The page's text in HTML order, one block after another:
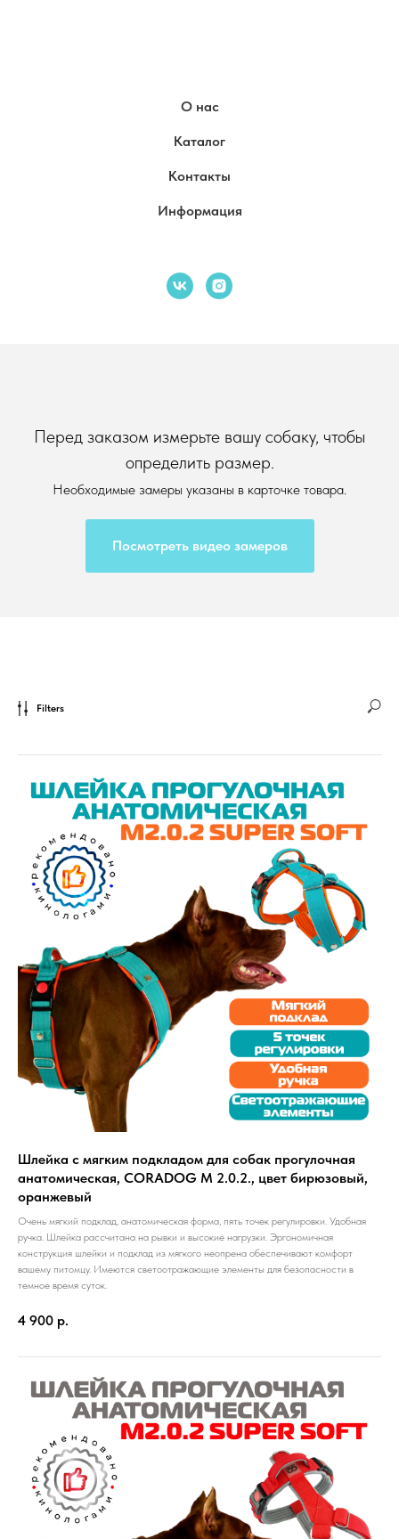
О нас
Каталог
Контакты
Информация
Перед заказом измерьте вашу собаку, чтобы
определить размер.
Необходимые замеры указаны в карточке товара.
Посмотреть видео замеров
Filters
Шлейка с мягким подкладом для собак прогулочная
анатомическая, CORADOG M 2.0.2., цвет бирюзовый,
оранжевый
Очень мягкий подклад, анатомическая форма, пять точек регулировки. Удобная
ручка. Шлейка рассчитана на рывки и высокие нагрузки. Эргономичная
конструкция шлейки и подклад из мягкого неопрена обеспечивают комфорт
вашему питомцу. Имеются светоотражающие элементы для безопасности в
темное время суток.
4 900 р.